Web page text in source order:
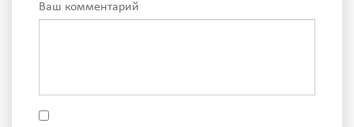
Ваш комментарий